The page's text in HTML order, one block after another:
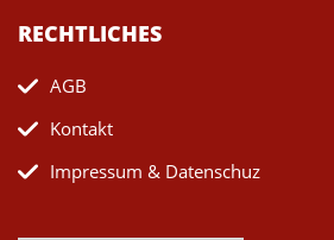
RECHTLICHES
AGB
Kontakt
Impressum & Datenschuz